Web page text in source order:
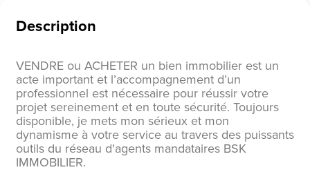
Description
VENDRE ou ACHETER un bien immobilier est un
acte important et l’accompagnement d’un
professionnel est nécessaire pour réussir votre
projet sereinement et en toute sécurité. Toujours
disponible, je mets mon sérieux et mon
dynamisme à votre service au travers des puissants
outils du réseau d'agents mandataires BSK
IMMOBILIER.